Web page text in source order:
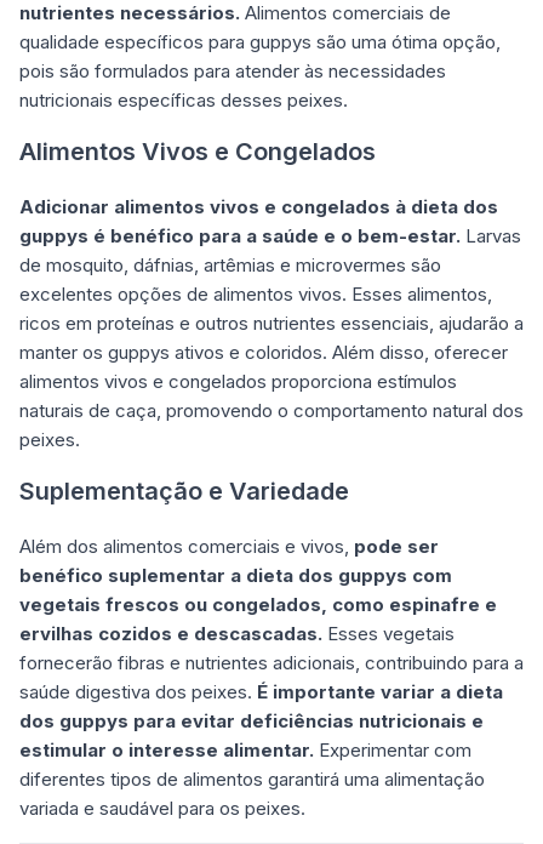
nutrientes necessários. Alimentos comerciais de
qualidade específicos para guppys são uma ótima opção,
pois são formulados para atender às necessidades
nutricionais específicas desses peixes.
Alimentos Vivos e Congelados
Adicionar alimentos vivos e congelados à dieta dos
guppys é benéfico para a saúde e o bem-estar. Larvas
de mosquito, dáfnias, artêmias e microvermes são
excelentes opções de alimentos vivos. Esses alimentos,
ricos em proteínas e outros nutrientes essenciais, ajudarão a
manter os guppys ativos e coloridos. Além disso, oferecer
alimentos vivos e congelados proporciona estímulos
naturais de caça, promovendo o comportamento natural dos
peixes.
Suplementação e Variedade
Além dos alimentos comerciais e vivos, pode ser
benéfico suplementar a dieta dos guppys com
vegetais frescos ou congelados, como espinafre e
ervilhas cozidos e descascadas. Esses vegetais
fornecerão fibras e nutrientes adicionais, contribuindo para a
saúde digestiva dos peixes. É importante variar a dieta
dos guppys para evitar deficiências nutricionais e
estimular o interesse alimentar. Experimentar com
diferentes tipos de alimentos garantirá uma alimentação
variada e saudável para os peixes.